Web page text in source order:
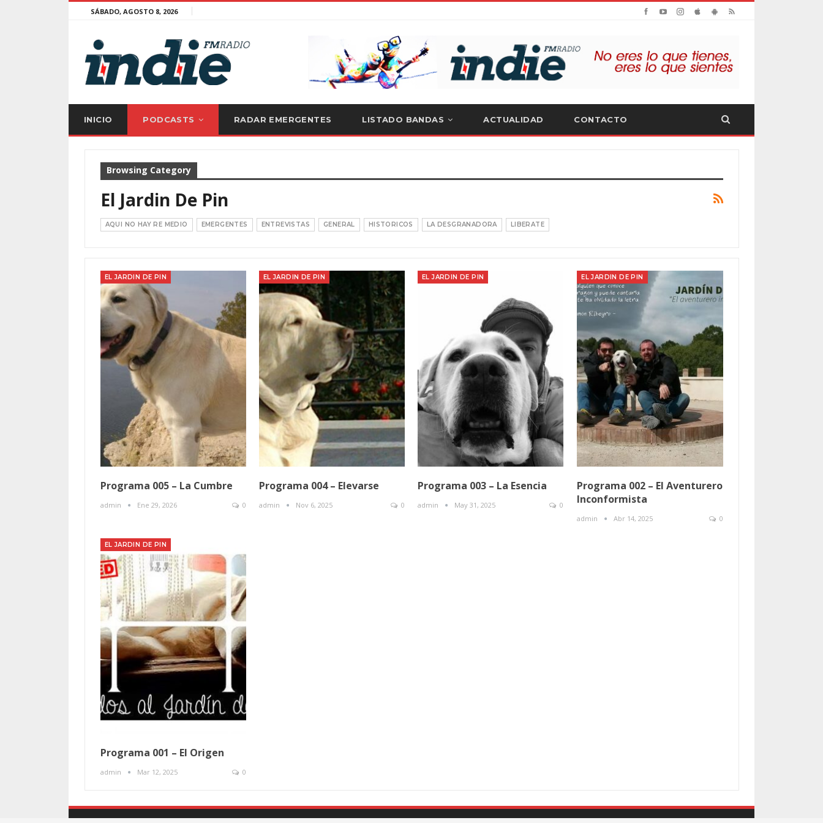
SÁBADO, AGOSTO 8, 2026
INICIO PODCASTS RADAR EMERGENTES LISTADO BANDAS ACTUALIDAD CONTACTO
Browsing Category
El Jardin De Pin
AQUI NO HAY RE MEDIO EMERGENTES ENTREVISTAS GENERAL HISTORICOS LA DESGRANADORA LIBERATE
EL JARDIN DE PIN
Programa 005 – La Cumbre
admin Ene 29, 2026 0
EL JARDIN DE PIN
Programa 004 – Elevarse
admin Nov 6, 2025 0
EL JARDIN DE PIN
Programa 003 – La Esencia
admin May 31, 2025 0
EL JARDIN DE PIN
Programa 002 – El Aventurero
Inconformista
admin Abr 14, 2025 0
EL JARDIN DE PIN
Programa 001 – El Origen
admin Mar 12, 2025 0